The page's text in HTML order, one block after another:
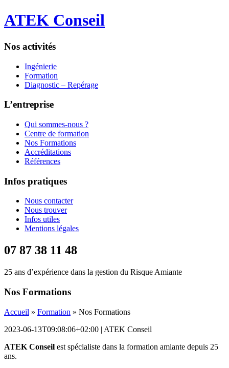
ATEK Conseil
Nos activités
Ingénierie
Formation
Diagnostic – Repérage
L’entreprise
Qui sommes-nous ?
Centre de formation
Nos Formations
Accréditations
Références
Infos pratiques
Nous contacter
Nous trouver
Infos utiles
Mentions légales
07 87 38 11 48
25 ans d’expérience dans la gestion du Risque Amiante
Nos Formations
Accueil » Formation » Nos Formations
2023-06-13T09:08:06+02:00 | ATEK Conseil
ATEK Conseil est spécialiste dans la formation amiante depuis 25
ans.